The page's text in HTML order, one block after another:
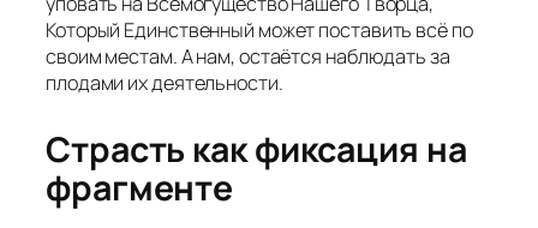
Который Единственный может поставить всё по
своим местам. А нам, остаётся наблюдать за
плодами их деятельности.
Страсть как фиксация на
фрагменте